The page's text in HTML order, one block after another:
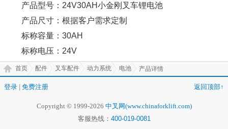
产品型号：24V30AH小金刚叉车锂电池
产品尺寸：根据客户需求定制
标称容量：30AH
标称电压：24V
首页 配件 叉车配件 动力系统 电池 产品详情
登录 免费注册 返回顶部↑
Copyright © 1999-2026 中叉网(www.chinaforklift.com)
客服热线： 400-019-0081